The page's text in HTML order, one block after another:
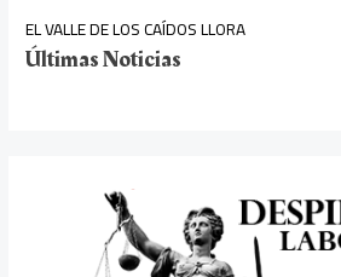
EL VALLE DE LOS CAÍDOS LLORA
Últimas Noticias